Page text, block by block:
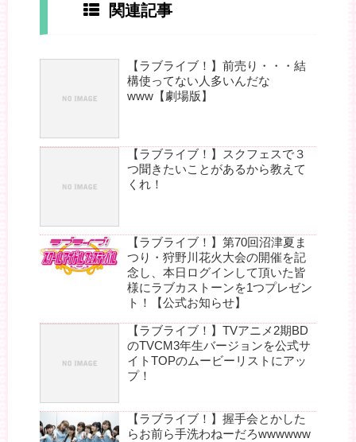
関連記事
【ラブライブ！】前売り・・・結
構使ってない人多いんだな
www【劇場版】
【ラブライブ！】スクフェスで３
つ聞きたいことがあるから教えて
くれ！
【ラブライブ！】第70回沼津夏ま
つり・狩野川花火大会の開催を記
念し、本日ログインして頂いた皆
様にラブカストーンを1つプレゼン
ト！【公式お知らせ】
【ラブライブ！】TVアニメ2期BD
のTVCM3年生バージョンを公式サ
イトTOPのムービーリストにアッ
プ！
【ラブライブ！】握手会とかした
らお前ら手洗わねーだろwwwwww